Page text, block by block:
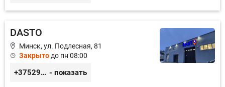
DASTO
Минск, ул. Подлесная, 81
Закрытодо пн 08:00
+375296606560 - показать